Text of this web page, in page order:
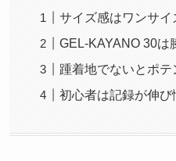
サイズ感はワンサイ
GEL-KAYANO 30は
踵着地でないとポ
初心者は記録が伸び